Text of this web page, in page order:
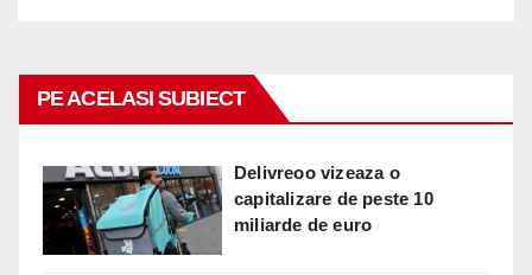
PE ACELASI SUBIECT
Delivreoo vizeaza o
capitalizare de peste 10
miliarde de euro